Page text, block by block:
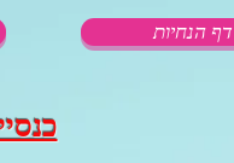
דף הנחיות